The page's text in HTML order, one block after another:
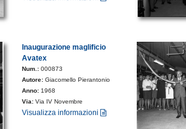
Inaugurazione maglificio
Avatex
Num.: 000873
Autore: Giacomello Pierantonio
Anno: 1968
Via: Via IV Novembre
Visualizza informazioni